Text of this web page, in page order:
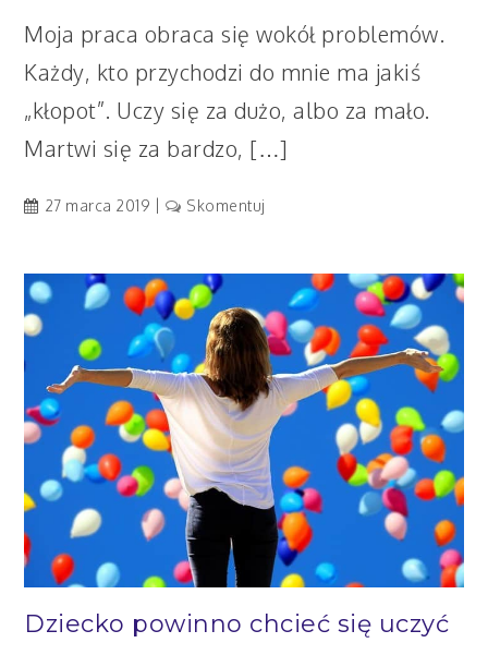
Moja praca obraca się wokół problemów.
Każdy, kto przychodzi do mnie ma jakiś
„kłopot”. Uczy się za dużo, albo za mało.
Martwi się za bardzo, […]
27 marca 2019 Skomentuj
Dziecko powinno chcieć się uczyć